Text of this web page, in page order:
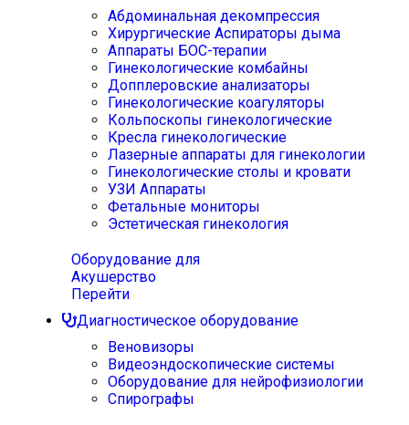
Абдоминальная декомпрессия
Хирургические Аспираторы дыма
Аппараты БОС-терапии
Гинекологические комбайны
Допплеровские анализаторы
Гинекологические коагуляторы
Кольпоскопы гинекологические
Кресла гинекологические
Лазерные аппараты для гинекологии
Гинекологические столы и кровати
УЗИ Аппараты
Фетальные мониторы
Эстетическая гинекология
Оборудование для
Акушерство
Перейти
Диагностическое оборудование
Веновизоры
Видеоэндоскопические системы
Оборудование для нейрофизиологии
Спирографы